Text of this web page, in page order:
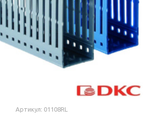
Артикул: 01108RL